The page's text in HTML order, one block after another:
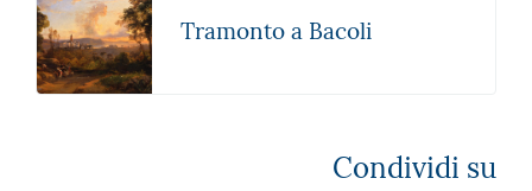
Tramonto a Bacoli
Condividi su